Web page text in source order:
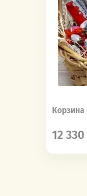
Корзина
12 330